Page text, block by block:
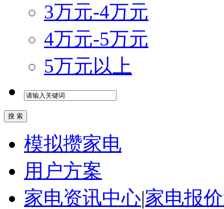
3万元-4万元
4万元-5万元
5万元以上
模拟攒家电
用户方案
家电资讯中心|家电报